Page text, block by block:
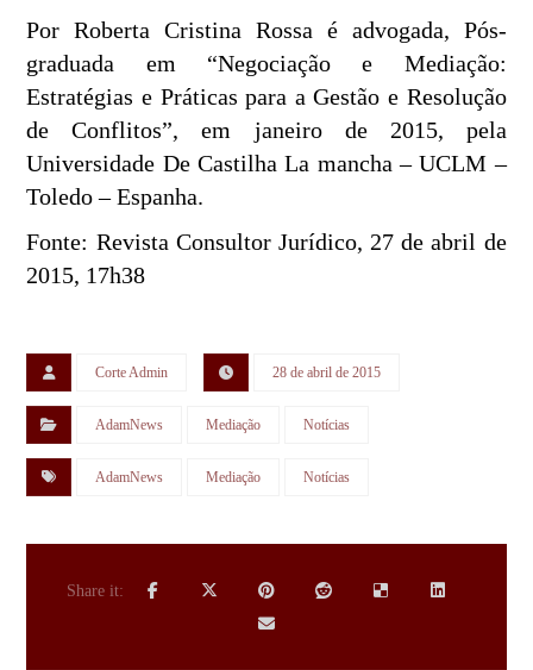
Por Roberta Cristina Rossa é advogada, Pós-
graduada em “Negociação e Mediação:
Estratégias e Práticas para a Gestão e Resolução
de Conflitos”, em janeiro de 2015, pela
Universidade De Castilha La mancha – UCLM –
Toledo – Espanha.
Fonte: Revista Consultor Jurídico, 27 de abril de
2015, 17h38
Corte Admin 28 de abril de 2015
AdamNews Mediação Notícias
AdamNews Mediação Notícias